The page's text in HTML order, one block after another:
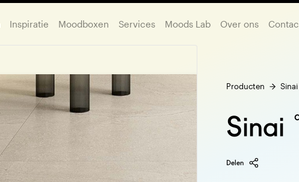
Inspiratie Moodboxen Services Moods Lab Over ons
Producten Sinai
Sinai
Delen